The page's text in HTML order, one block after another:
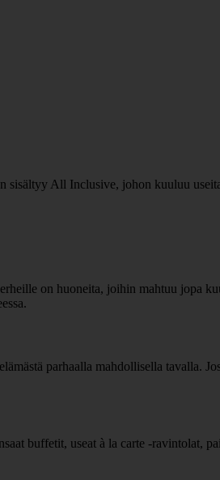
sisältyy All Inclusive, johon kuuluu
on huoneita, joihin mahtuu jopa
parhaalla mahdollisella tavalla.
buffetit, useat à la carte -ravintolat,